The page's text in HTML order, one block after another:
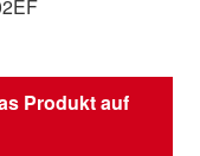
Produkt auf